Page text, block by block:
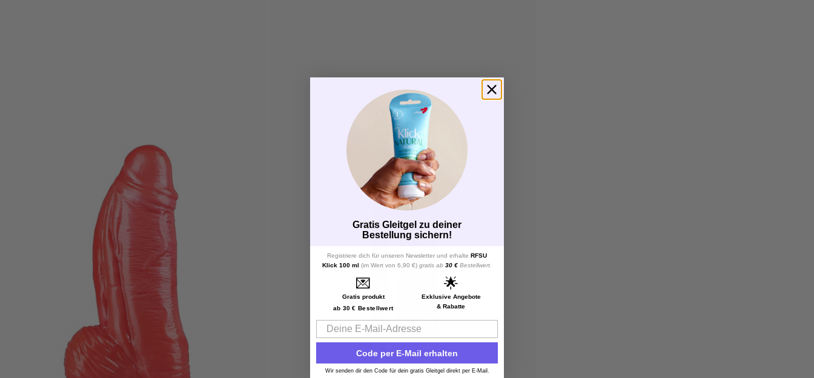
Gratis Gleitgel zu deiner
Bestellung sichern!
Registriere dich für unseren Newsletter und erhalte RFSU
Klick 100 ml (im Wert von 6,90 €) gratis ab 30 € Bestellwert.
💌
Gratis produkt
ab 30 € Bestellwert
🌟
Exklusive Angebote
& Rabatte
Email
Code per E-Mail erhalten
Wir senden dir den Code für dein gratis Gleitgel direkt per E-Mail.